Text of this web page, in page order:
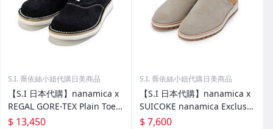
S.I. 喬依絲小姐代購日美商品
【S.I 日本代購】nanamica x
REGAL GORE-TEX Plain Toe S
hoes
$ 13,450
S.I. 喬依絲小姐代購日美商品
【S.I 日本代購】nanamica x
SUICOKE nanamica Exclusiv
e FL Slides
$ 7,600